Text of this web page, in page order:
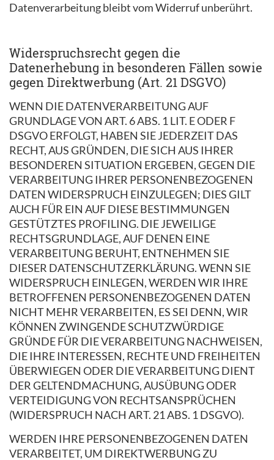
Datenverarbeitung bleibt vom Widerruf unberührt.
Widerspruchsrecht gegen die
Datenerhebung in besonderen Fällen sowie
gegen Direktwerbung (Art. 21 DSGVO)
WENN DIE DATENVERARBEITUNG AUF
GRUNDLAGE VON ART. 6 ABS. 1 LIT. E ODER F
DSGVO ERFOLGT, HABEN SIE JEDERZEIT DAS
RECHT, AUS GRÜNDEN, DIE SICH AUS IHRER
BESONDEREN SITUATION ERGEBEN, GEGEN DIE
VERARBEITUNG IHRER PERSONENBEZOGENEN
DATEN WIDERSPRUCH EINZULEGEN; DIES GILT
AUCH FÜR EIN AUF DIESE BESTIMMUNGEN
GESTÜTZTES PROFILING. DIE JEWEILIGE
RECHTSGRUNDLAGE, AUF DENEN EINE
VERARBEITUNG BERUHT, ENTNEHMEN SIE
DIESER DATENSCHUTZERKLÄRUNG. WENN SIE
WIDERSPRUCH EINLEGEN, WERDEN WIR IHRE
BETROFFENEN PERSONENBEZOGENEN DATEN
NICHT MEHR VERARBEITEN, ES SEI DENN, WIR
KÖNNEN ZWINGENDE SCHUTZWÜRDIGE
GRÜNDE FÜR DIE VERARBEITUNG NACHWEISEN,
DIE IHRE INTERESSEN, RECHTE UND FREIHEITEN
ÜBERWIEGEN ODER DIE VERARBEITUNG DIENT
DER GELTENDMACHUNG, AUSÜBUNG ODER
VERTEIDIGUNG VON RECHTSANSPRÜCHEN
(WIDERSPRUCH NACH ART. 21 ABS. 1 DSGVO).
WERDEN IHRE PERSONENBEZOGENEN DATEN
VERARBEITET, UM DIREKTWERBUNG ZU